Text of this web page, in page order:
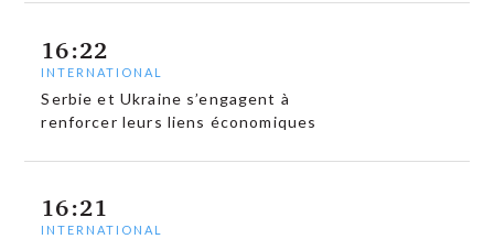
16:22
INTERNATIONAL
Serbie et Ukraine s’engagent à
renforcer leurs liens économiques
16:21
INTERNATIONAL